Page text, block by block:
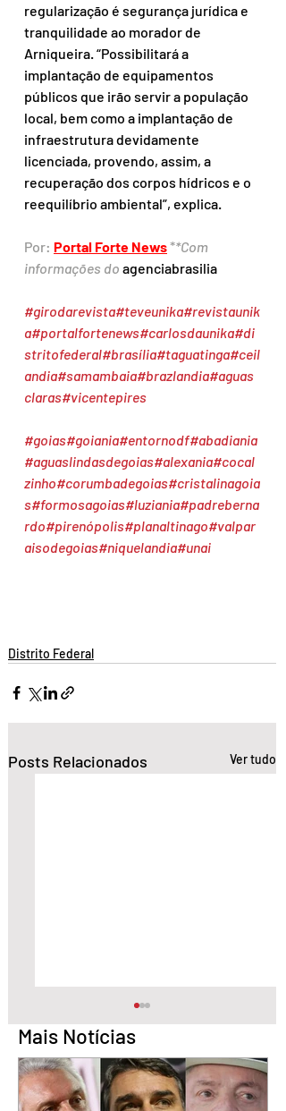
regularização é segurança jurídica e
tranquilidade ao morador de
Arniqueira. “Possibilitará a
implantação de equipamentos
públicos que irão servir a população
local, bem como a implantação de
infraestrutura devidamente
licenciada, provendo, assim, a
recuperação dos corpos hídricos e o
reequilíbrio ambiental”, explica.
Por: Portal Forte News **Com
informações do agenciabrasilia
#girodarevista#teveunika#revistaunik
a#portalfortenews#carlosdaunika#di
stritofederal#brasília#taguatinga#ceil
andia#samambaia#brazlandia#aguas
claras#vicentepires
#goias#goiania#entornodf#abadiania
#aguaslindasdegoias#alexania#cocal
zinho#corumbadegoias#cristalinagoia
s#formosagoias#luziania#padreberna
rdo#pirenópolis#planaltinago#valpar
aisodegoias#niquelandia#unai
Distrito Federal
Posts Relacionados Ver tudo
Mais Notícias